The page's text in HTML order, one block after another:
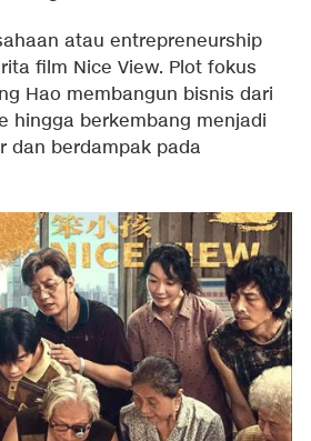
atau entrepreneurship
film Nice View. Plot fokus
Hao membangun bisnis dari
hingga berkembang menjadi
dan berdampak pada